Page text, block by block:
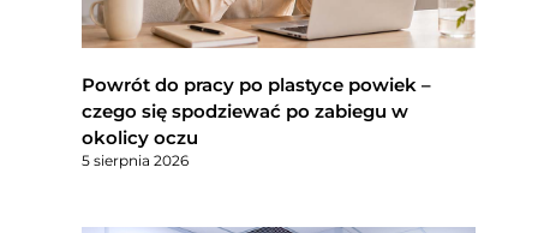
Powrót do pracy po plastyce powiek –
czego się spodziewać po zabiegu w
okolicy oczu
5 sierpnia 2026